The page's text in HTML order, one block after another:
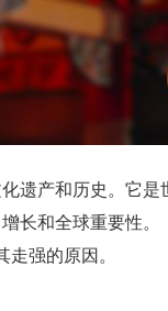
遗产和历史。它
长和全球重要性。
强的原因。